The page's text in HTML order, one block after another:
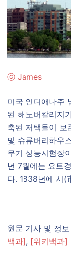
ⓒ James
미국 인디애나주
된 해노버칼리지
축된 저택들이 보
및 슈류버리하우
무기 성능시험장
년 7월에는 요트
다. 1838년에 시(
원문 기사 및 정
백과], [위키백과]